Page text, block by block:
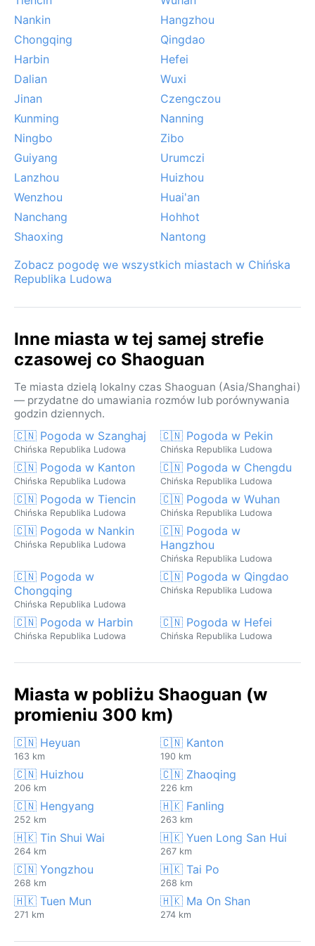
ograniczając widoczność, ale dodaje tajemniczości
krajobrazom. Latem Shaoguan nawiedzają ulewne
deszcze monsunowe i sporadyczne tajfuny znad
Pacyfiku, które przynoszą gwałtowne wiatry i ryzyko
powodzi w dolinach rzek. Zimą śnieg jest rzadkością,
choć czasami na szczytach Nanlingu pojawia się biała
pokrywa – to egzotyczny widok w tej subtropikalnej
okolicy. Mimo to Shaoguan pozostaje miejscem, gdzie
każda pora roku ma swoje uroki, a natura nie pozwala
o sobie zapomnieć.
Nankin
Hangzhou
Chongqing
Qingdao
Harbin
Hefei
Dalian
Wuxi
Jinan
Czengczou
Kunming
Nanning
Ningbo
Zibo
Guiyang
Urumczi
Lanzhou
Huizhou
Wenzhou
Huai'an
Nanchang
Hohhot
Shaoxing
Nantong
Zobacz pogodę we wszystkich miastach w Chińska
Republika Ludowa
Inne miasta w tej samej strefie
czasowej co Shaoguan
Te miasta dzielą lokalny czas Shaoguan (Asia/Shanghai)
— przydatne do umawiania rozmów lub porównywania
godzin dziennych.
🇨🇳 Pogoda w Szanghaj
Chińska Republika Ludowa
🇨🇳 Pogoda w Pekin
Chińska Republika Ludowa
🇨🇳 Pogoda w Kanton
Chińska Republika Ludowa
🇨🇳 Pogoda w Chengdu
Chińska Republika Ludowa
🇨🇳 Pogoda w Tiencin
Chińska Republika Ludowa
🇨🇳 Pogoda w Wuhan
Chińska Republika Ludowa
🇨🇳 Pogoda w Nankin
Chińska Republika Ludowa
🇨🇳 Pogoda w
Hangzhou
Chińska Republika Ludowa
🇨🇳 Pogoda w
Chongqing
Chińska Republika Ludowa
🇨🇳 Pogoda w Qingdao
Chińska Republika Ludowa
🇨🇳 Pogoda w Harbin
Chińska Republika Ludowa
🇨🇳 Pogoda w Hefei
Chińska Republika Ludowa
Miasta w pobliżu Shaoguan (w
promieniu 300 km)
🇨🇳 Heyuan
163 km
🇨🇳 Kanton
190 km
🇨🇳 Huizhou
206 km
🇨🇳 Zhaoqing
226 km
🇨🇳 Hengyang
252 km
🇭🇰 Fanling
263 km
🇭🇰 Tin Shui Wai
264 km
🇭🇰 Yuen Long San Hui
267 km
🇨🇳 Yongzhou
268 km
🇭🇰 Tai Po
268 km
🇭🇰 Tuen Mun
271 km
🇭🇰 Ma On Shan
274 km